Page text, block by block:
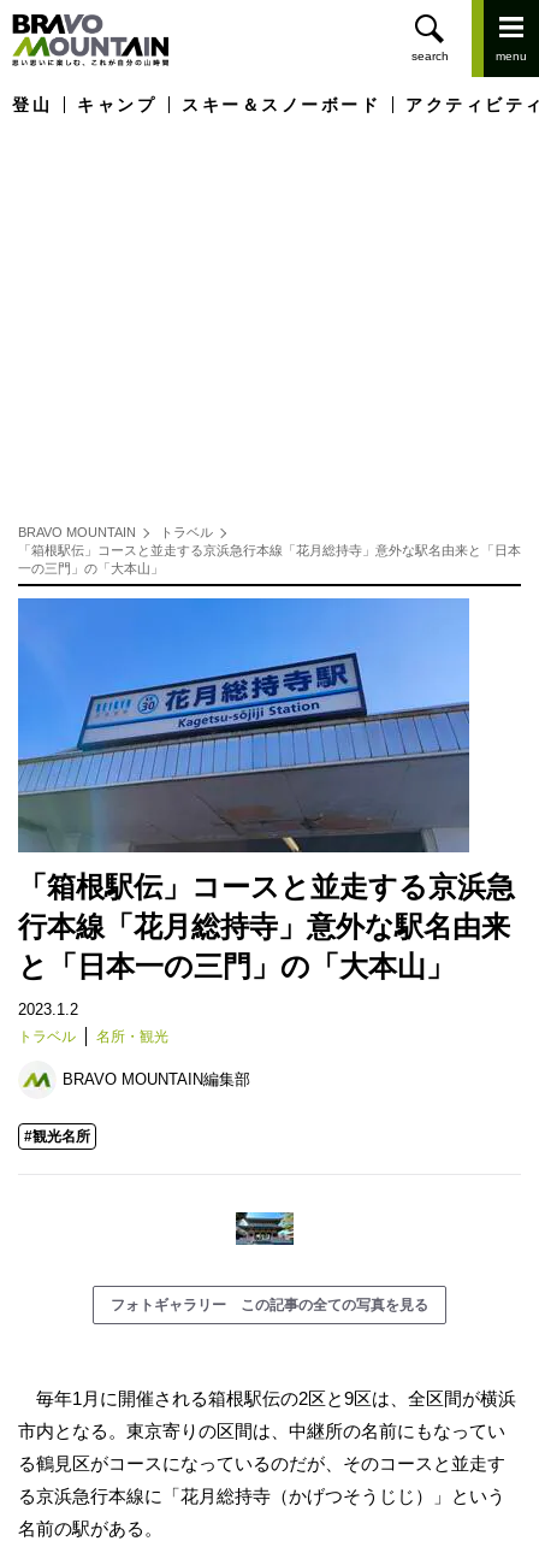
登山 キャンプ スキー＆スノーボード アクティビテ
BRAVO MOUNTAIN
トラベル
「箱根駅伝」コースと並走する京浜急行本線「花月総持寺」意外な駅名由来と「日本
一の三門」の「大本山」
「箱根駅伝」コースと並走する京浜急
行本線「花月総持寺」意外な駅名由来
と「日本一の三門」の「大本山」
2023.1.2
トラベル 名所・観光
BRAVO MOUNTAIN編集部
#観光名所
フォトギャラリー この記事の全ての写真を見る
毎年1月に開催される箱根駅伝の2区と9区は、全区間が横浜
市内となる。東京寄りの区間は、中継所の名前にもなってい
る鶴見区がコースになっているのだが、そのコースと並走す
る京浜急行本線に「花月総持寺（かげつそうじじ）」という
名前の駅がある。